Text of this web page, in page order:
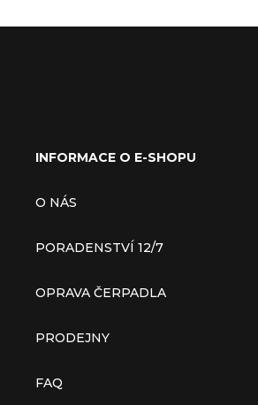
INFORMACE O E-SHOPU
O NÁS
PORADENSTVÍ 12/7
OPRAVA ČERPADLA
PRODEJNY
FAQ